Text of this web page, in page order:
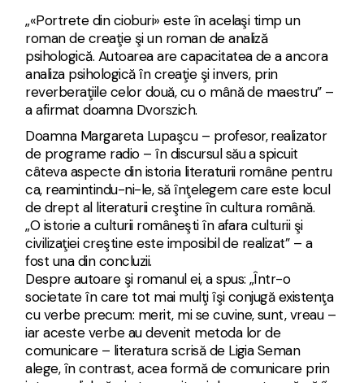
„«Portrete din cioburi» este în acelaşi timp un
roman de creaţie şi un roman de analiză
psihologică. Autoarea are capacitatea de a ancora
analiza psihologică în creaţie şi invers, prin
reverberaţiile celor două, cu o mână de maestru” –
a afirmat doamna Dvorszich.
Doamna Margareta Lupaşcu – profesor, realizator
de programe radio – în discursul său a spicuit
câteva aspecte din istoria literaturii române pentru
ca, reamintindu-ni-le, să înţelegem care este locul
de drept al literaturii creştine în cultura română.
„O istorie a culturii româneşti în afara culturii şi
civilizaţiei creştine este imposibil de realizat” – a
fost una din concluzii.
Despre autoare şi romanul ei, a spus: „Într-o
societate în care tot mai mulţi îşi conjugă existenţa
cu verbe precum: merit, mi se cuvine, sunt, vreau –
iar aceste verbe au devenit metoda lor de
comunicare – literatura scrisă de Ligia Seman
alege, în contrast, acea formă de comunicare prin